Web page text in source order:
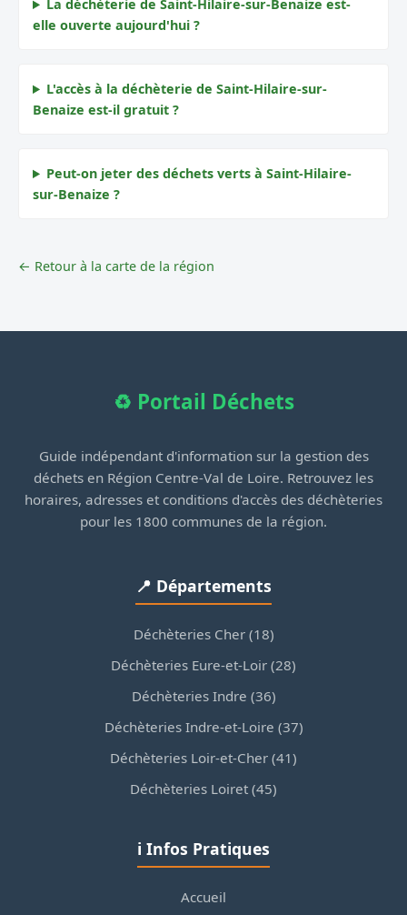
La déchèterie de Saint-Hilaire-sur-Benaize est-
elle ouverte aujourd'hui ?
L'accès à la déchèterie de Saint-Hilaire-sur-
Benaize est-il gratuit ?
Peut-on jeter des déchets verts à Saint-Hilaire-
sur-Benaize ?
← Retour à la carte de la région
♻️ Portail Déchets
Guide indépendant d'information sur la gestion des
déchets en Région Centre-Val de Loire. Retrouvez les
horaires, adresses et conditions d'accès des déchèteries
pour les 1800 communes de la région.
📍 Départements
Déchèteries Cher (18)
Déchèteries Eure-et-Loir (28)
Déchèteries Indre (36)
Déchèteries Indre-et-Loire (37)
Déchèteries Loir-et-Cher (41)
Déchèteries Loiret (45)
ℹ️ Infos Pratiques
Accueil